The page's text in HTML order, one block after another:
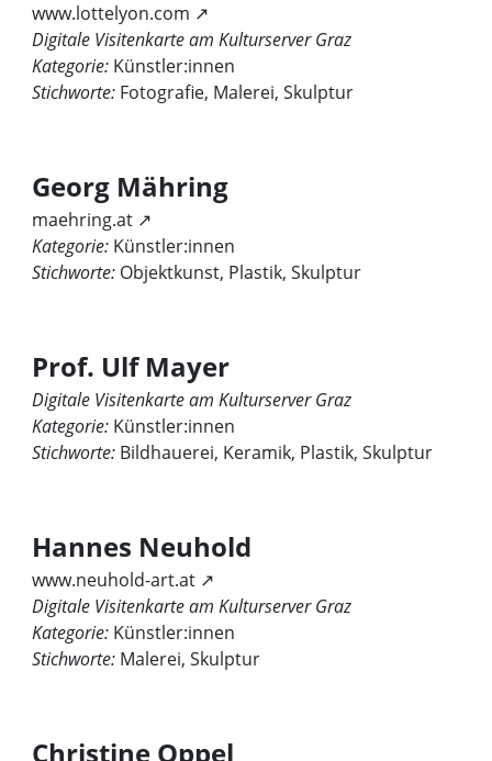
www.lottelyon.com ↗
Digitale Visitenkarte am Kulturserver Graz
Kategorie: Künstler:innen
Stichworte: Fotografie, Malerei, Skulptur
Georg Mähring
maehring.at ↗
Kategorie: Künstler:innen
Stichworte: Objektkunst, Plastik, Skulptur
Prof. Ulf Mayer
Digitale Visitenkarte am Kulturserver Graz
Kategorie: Künstler:innen
Stichworte: Bildhauerei, Keramik, Plastik, Skulptur
Hannes Neuhold
www.neuhold-art.at ↗
Digitale Visitenkarte am Kulturserver Graz
Kategorie: Künstler:innen
Stichworte: Malerei, Skulptur
Christine Oppel